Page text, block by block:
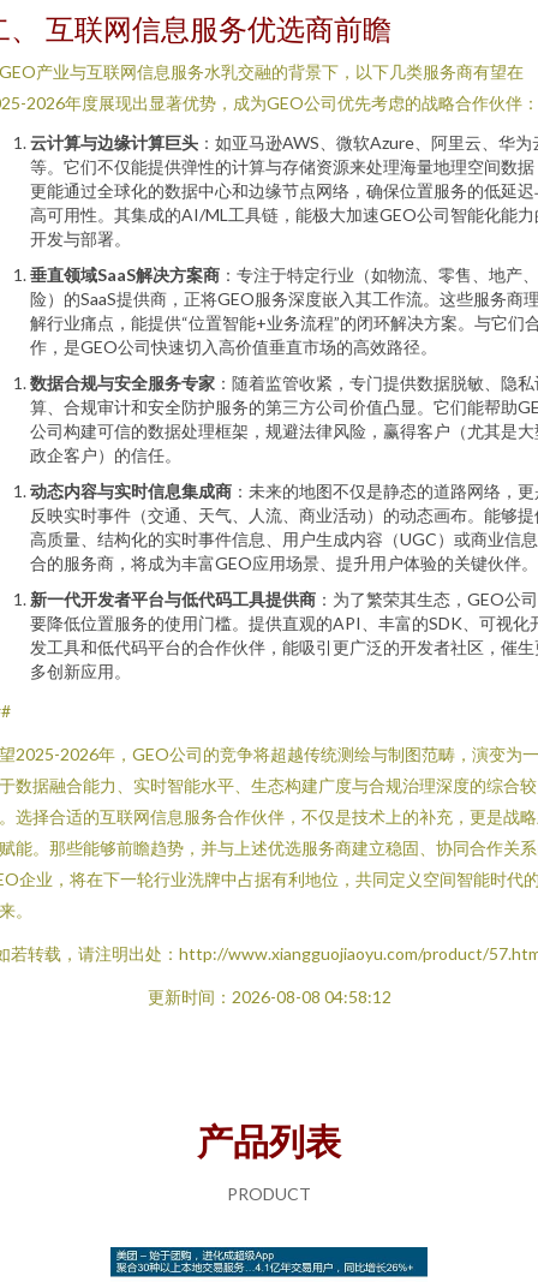
、 互联网信息服务优选商前瞻
产业与互联网信息服务水乳交融的背景下，以下几类服务商有望在
2026年度展现出显著优势，成为GEO公司优先考虑的战略合作伙伴：
云计算与边缘计算巨头 ：如亚马逊AWS、微软Azure、阿里云、华为
等。它们不仅能提供弹性的计算与存储资源来处理海量地理空间数据
更能通过全球化的数据中心和边缘节点网络，确保位置服务的低延迟
高可用性。其集成的AI/ML工具链，能极大加速GEO公司智能化能力
开发与部署。
垂直领域SaaS解决方案商 ：专注于特定行业（如物流、零售、地产
险）的SaaS提供商，正将GEO服务深度嵌入其工作流。这些服务商
解行业痛点，能提供“位置智能+业务流程”的闭环解决方案。与它们
作，是GEO公司快速切入高价值垂直市场的高效路径。
数据合规与安全服务专家 ：随着监管收紧，专门提供数据脱敏、隐
算、合规审计和安全防护服务的第三方公司价值凸显。它们能帮助
公司构建可信的数据处理框架，规避法律风险，赢得客户（尤其是大
政企客户）的信任。
动态内容与实时信息集成商 ：未来的地图不仅是静态的道路网络，
反映实时事件（交通、天气、人流、商业活动）的动态画布。能够提
高质量、结构化的实时事件信息、用户生成内容（UGC）或商业信
合的服务商，将成为丰富GEO应用场景、提升用户体验的关键伙伴。
新一代开发者平台与低代码工具提供商 ：为了繁荣其生态，GEO公
要降低位置服务的使用门槛。提供直观的API、丰富的SDK、可视化
发工具和低代码平台的合作伙伴，能吸引更广泛的开发者社区，催生
多创新应用。
2025-2026年，GEO公司的竞争将超越传统测绘与制图范畴，演变为
数据融合能力、实时智能水平、生态构建广度与合规治理深度的综合较
选择合适的互联网信息服务合作伙伴，不仅是技术上的补充，更是战
能。那些能够前瞻趋势，并与上述优选服务商建立稳固、协同合作关
企业，将在下一轮行业洗牌中占据有利地位，共同定义空间智能时代
。
若转载，请注明出处：http://www.xiangguojiaoyu.com/product/
更新时间：2026-08-08 04:58:12
产品列表
PRODUCT